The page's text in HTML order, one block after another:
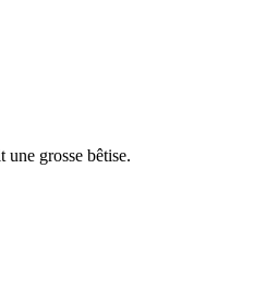
grosse bêtise.